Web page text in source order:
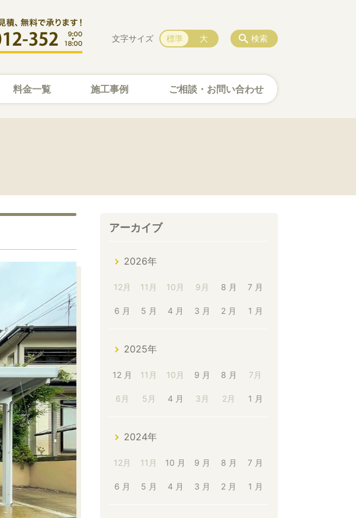
料金一覧 施工事例 ご相談・お問い合わせ
検索
文字サイズ 標準 大
アーカイブ
2026年
12月 11月 10月 9月 8 月 7 月
6 月 5 月 4 月 3 月 2 月 1 月
2025年
12 月 11月 10月 9 月 8 月 7月
6月 5月 4 月 3月 2月 1 月
2024年
12月 11月 10 月 9 月 8 月 7 月
6 月 5 月 4 月 3 月 2 月 1 月